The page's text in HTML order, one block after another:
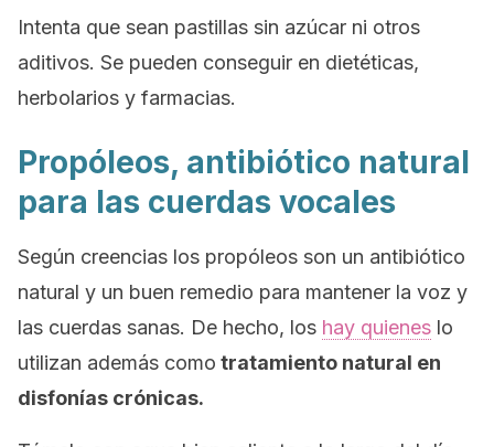
Intenta que sean pastillas sin azúcar ni otros
aditivos. Se pueden conseguir en dietéticas,
herbolarios y farmacias.
Propóleos, antibiótico natural
para las cuerdas vocales
Según creencias los propóleos son un antibiótico
natural y un buen remedio para mantener la voz y
las cuerdas sanas. De hecho, los hay quienes lo
utilizan además como tratamiento natural en
disfonías crónicas.